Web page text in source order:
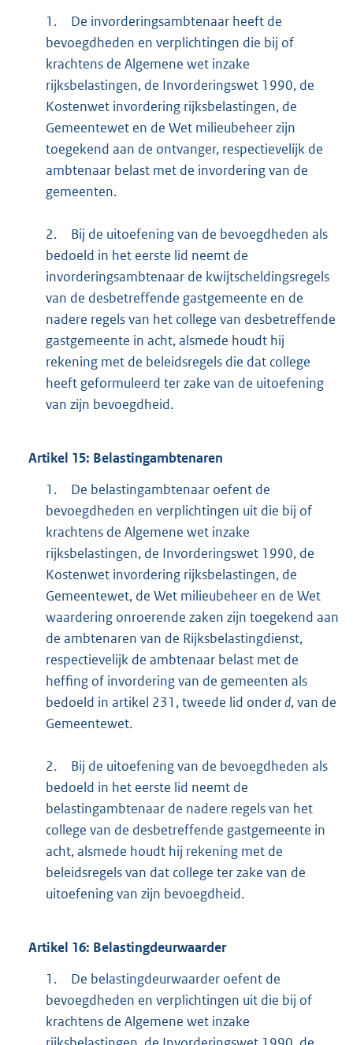
1.
De invorderingsambtenaar heeft de
bevoegdheden en verplichtingen die bij of
krachtens de Algemene wet inzake
rijksbelastingen, de Invorderingswet 1990, de
Kostenwet invordering rijksbelastingen, de
Gemeentewet en de Wet milieubeheer zijn
toegekend aan de ontvanger, respectievelijk de
ambtenaar belast met de invordering van de
gemeenten.
2.
Bij de uitoefening van de bevoegdheden als
bedoeld in het eerste lid neemt de
invorderingsambtenaar de kwijtscheldingsregels
van de desbetreffende gastgemeente en de
nadere regels van het college van desbetreffende
gastgemeente in acht, alsmede houdt hij
rekening met de beleidsregels die dat college
heeft geformuleerd ter zake van de uitoefening
van zijn bevoegdheid.
Artikel 15: Belastingambtenaren
1.
De belastingambtenaar oefent de
bevoegdheden en verplichtingen uit die bij of
krachtens de Algemene wet inzake
rijksbelastingen, de Invorderingswet 1990, de
Kostenwet invordering rijksbelastingen, de
Gemeentewet, de Wet milieubeheer en de Wet
waardering onroerende zaken zijn toegekend aan
de ambtenaren van de Rijksbelastingdienst,
respectievelijk de ambtenaar belast met de
heffing of invordering van de gemeenten als
bedoeld in artikel 231, tweede lid onderd, van de
Gemeentewet.
2.
Bij de uitoefening van de bevoegdheden als
bedoeld in het eerste lid neemt de
belastingambtenaar de nadere regels van het
college van de desbetreffende gastgemeente in
acht, alsmede houdt hij rekening met de
beleidsregels van dat college ter zake van de
uitoefening van zijn bevoegdheid.
Artikel 16: Belastingdeurwaarder
1.
De belastingdeurwaarder oefent de
bevoegdheden en verplichtingen uit die bij of
krachtens de Algemene wet inzake